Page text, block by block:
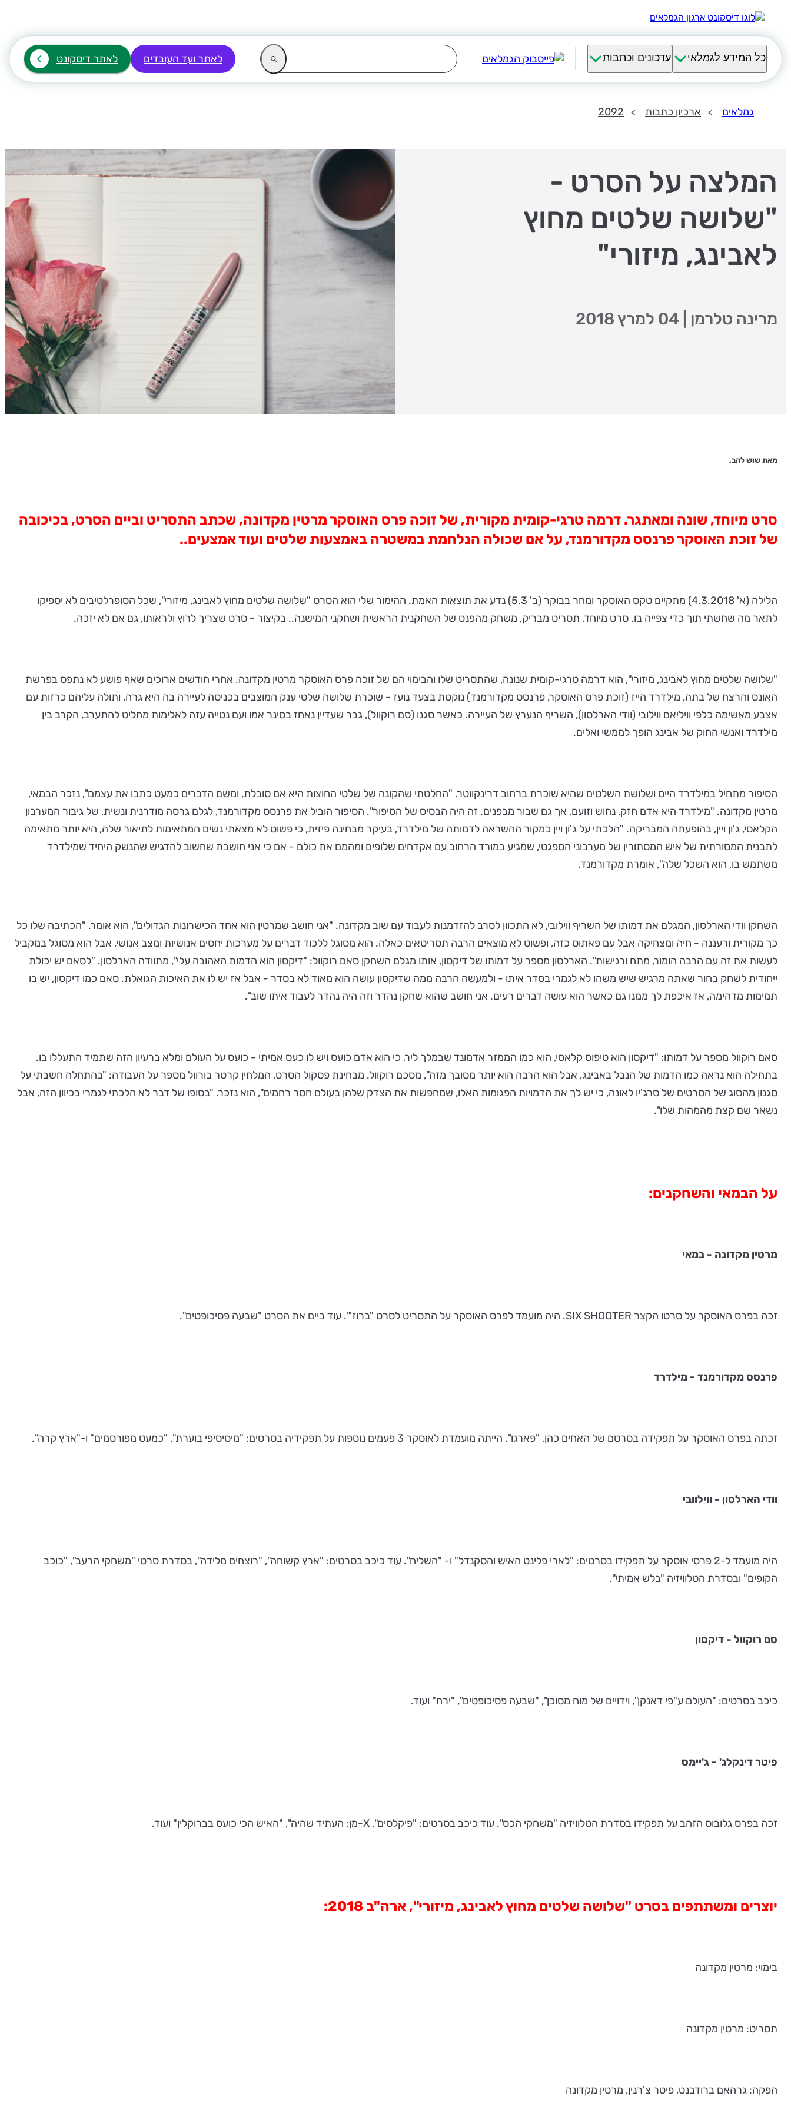
כל המידע לגמלאי עדכונים וכתבות לאתר ועד העובדים לאתר דיסקונט
גמלאים ארכיון כתבות 2092
המלצה על הסרט -
"שלושה שלטים מחוץ
לאבינג, מיזורי"
מרינה טלרמן
מאת שוש להב.
סרט מיוחד, שונה ומאתגר. דרמה טרגי-קומית מקורית, של זוכה פרס האוסקר מרטין מקדונה, שכתב התסריט וביים הסרט, בכיכובה
של זוכת האוסקר פרנסס מקדורמנד, על אם שכולה הנלחמת במשטרה באמצעות שלטים ועוד אמצעים..
הלילה (א' 4.3.2018) מתקיים טקס האוסקר ומחר בבוקר (ב' 5.3) נדע את תוצאות האמת. ההימור שלי הוא הסרט "שלושה שלטים מחוץ לאבינג, מיזורי", שכל הסופרלטיבים לא יספיקו
לתאר מה שחשתי תוך כדי צפייה בו. סרט מיוחד, תסריט מבריק, משחק מהפנט של השחקנית הראשית ושחקני המישנה.. בקיצור - סרט שצריך לרוץ ולראותו, גם אם לא יזכה.
"שלושה שלטים מחוץ לאבינג, מיזורי", הוא דרמה טרגי-קומית שנונה, שהתסריט שלו והבימוי הם של זוכה פרס האוסקר מרטין מקדונה. אחרי חודשים ארוכים שאף פושע לא נתפס בפרשת
האונס והרצח של בתה, מילדרד הייז (זוכת פרס האוסקר, פרנסס מקדורמנד) נוקטת בצעד נועז - שוכרת שלושה שלטי ענק המוצבים בכניסה לעיירה בה היא גרה, ותולה עליהם כרזות עם
אצבע מאשימה כלפי וויליאם ווילובי (וודי הארלסון), השריף הנערץ של העיירה. כאשר סגנו (סם רוקוול), גבר שעדיין נאחז בסינר אמו ועם נטייה עזה לאלימות מחליט להתערב, הקרב בין
מילדרד ואנשי החוק של אבינג הופך לממשי ואלים.
הסיפור מתחיל במילדרד הייס ושלושת השלטים שהיא שוכרת ברחוב דרינקווטר. "החלטתי שהקונה של שלטי החוצות היא אם סובלת, ומשם הדברים כמעט כתבו את עצמם", נזכר הבמאי,
מרטין מקדונה. "מילדרד היא אדם חזק, נחוש וזועם, אך גם שבור מבפנים. זה היה הבסיס של ​​הסיפור". הסיפור הוביל את פרנסס מקדורמנד, לגלם גרסה מודרנית ונשית, של גיבור המערבון
הקלאסי, ג'ון ויין, בהופעתה המבריקה. "הלכתי על ג'ון ויין כמקור ההשראה לדמותה של מילדרד, בעיקר מבחינה פיזית, כי פשוט לא מצאתי נשים המתאימות לתיאור שלה, היא יותר מתאימה
לתבנית המסורתית של איש המסתורין של מערבוני הספגטי, שמגיע במורד הרחוב עם אקדחים שלופים ומהמם את כולם - אם כי אני חושבת שחשוב להדגיש שהנשק היחיד שמילדרד
משתמש בו, הוא השכל שלה", אומרת מקדורמנד.
השחקן וודי הארלסון, המגלם את דמותו של השריף ווילובי, לא התכוון לסרב להזדמנות לעבוד עם שוב מקדונה. "אני חושב שמרטין הוא אחד הכישרונות הגדולים", הוא אומר. "הכתיבה שלו כל
כך מקורית ורעננה - חיה ומצחיקה אבל עם פאתוס כזה, ופשוט לא מוצאים הרבה תסריטאים כאלה. הוא מסוגל ללכוד דברים על מערכות יחסים אנושיות ומצב אנושי, אבל הוא מסוגל במקביל
לעשות את זה עם הרבה הומור, מתח ורגישות". הארלסון מספר על דמותו של דיקסון, אותו מגלם השחקן סאם רוקוול: "דיקסון הוא הדמות האהובה עלי", מתוודה הארלסון. "לסאם יש יכולת
ייחודית לשחק בחור שאתה מרגיש שיש משהו לא לגמרי בסדר איתו - ולמעשה הרבה ממה שדיקסון עושה הוא מאוד לא בסדר - אבל אז יש לו את האיכות הגואלת. סאם כמו דיקסון, יש בו
תמימות מדהימה, אז איכפת לך ממנו גם כאשר הוא עושה דברים רעים. אני חושב שהוא שחקן נהדר וזה היה נהדר לעבוד איתו שוב".
סאם רוקוול מספר על דמותו: "דיקסון הוא טיפוס קלאסי, הוא כמו הממזר אדמונד שבמלך ליר, כי הוא אדם כועס ויש לו כעס אמיתי - כועס על העולם ומלא ברעיון הזה שתמיד התעללו בו.
בתחילה הוא נראה כמו הדמות של הנבל באבינג, אבל הוא הרבה הוא יותר מסובך מזה", מסכם רוקוול. מבחינת פסקול הסרט, המלחין קרטר בורוול מספר על העבודה: "בהתחלה חשבתי על
סגנון מהסוג של הסרטים של סרג'יו לאונה, כי יש לך את הדמויות הפגומות האלו, שמחפשות את הצדק שלהן בעולם חסר רחמים", הוא נזכר. "בסופו של דבר לא הלכתי לגמרי בכיוון הזה, אבל
נשאר שם קצת מהמהות שלו".
על הבמאי והשחקנים:
מרטין מקדונה - במאי
זכה בפרס האוסקר על סרטו הקצר SIX SHOOTER. היה מועמד לפרס האוסקר על התסריט לסרט "ברוז'". עוד ביים את הסרט "שבעה פסיכופטים".
פרנסס מקדורמנד - מילדרד
זכתה בפרס האוסקר על תפקידה בסרטם של האחים כהן, "פארגו". הייתה מועמדת לאוסקר 3 פעמים נוספות על תפקידיה בסרטים: "מיסיסיפי בוערת", "כמעט מפורסמים" ו-"ארץ קרה".
וודי הארלסון - ווילוובי
היה מועמד ל-2 פרסי אוסקר על תפקידו בסרטים: "לארי פלינט האיש והסקנדל" ו- "השליח". עוד כיכב בסרטים: "ארץ קשוחה", "רוצחים מלידה", בסדרת סרטי "משחקי הרעב", "כוכב
הקופים" ובסדרת הטלוויזיה "בלש אמיתי".
סם רוקוול - דיקסון
כיכב בסרטים: "העולם ע"פי דאנקן", וידויים של מוח מסוכן", "שבעה פסיכופטים", "ירח" ועוד.
פיטר דינקלג' - ג'יימס
זכה בפרס גלובוס הזהב על תפקידו בסדרת הטלוויזיה "משחקי הכס". עוד כיכב בסרטים: "פיקלסים", X-מן: העתיד שהיה", "האיש הכי כועס בברוקלין" ועוד.
יוצרים ומשתתפים בסרט "שלושה שלטים מחוץ לאבינג, מיזורי", ארה"ב 2018:
בימוי: מרטין מקדונה
תסריט: מרטין מקדונה
הפקה: גרהאם ברודבנט, פיטר צ'רנין, מרטין מקדונה